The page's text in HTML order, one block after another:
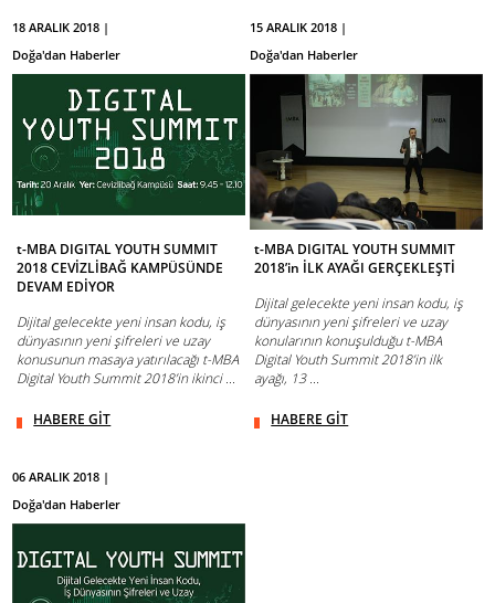
18 ARALIK 2018 |
Doğa'dan Haberler
t-MBA DIGITAL YOUTH SUMMIT
2018 CEVİZLİBAĞ KAMPÜSÜNDE
DEVAM EDİYOR
Dijital gelecekte yeni insan kodu, iş
dünyasının yeni şifreleri ve uzay
konusunun masaya yatırılacağı t-MBA
Digital Youth Summit 2018’in ikinci ...
HABERE GİT
15 ARALIK 2018 |
Doğa'dan Haberler
t-MBA DIGITAL YOUTH SUMMIT
2018’in İLK AYAĞI GERÇEKLEŞTİ
Dijital gelecekte yeni insan kodu, iş
dünyasının yeni şifreleri ve uzay
konularının konuşulduğu t-MBA
Digital Youth Summit 2018’in ilk
ayağı, 13 ...
HABERE GİT
06 ARALIK 2018 |
Doğa'dan Haberler